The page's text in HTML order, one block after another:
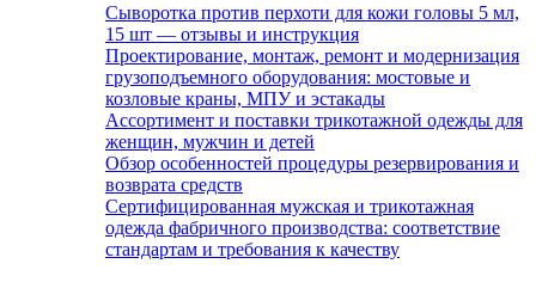
Сыворотка против перхоти для кожи головы 5 мл,
15 шт — отзывы и инструкция
Проектирование, монтаж, ремонт и модернизация
грузоподъемного оборудования: мостовые и
козловые краны, МПУ и эстакады
Ассортимент и поставки трикотажной одежды для
женщин, мужчин и детей
Обзор особенностей процедуры резервирования и
возврата средств
Сертифицированная мужская и трикотажная
одежда фабричного производства: соответствие
стандартам и требования к качеству